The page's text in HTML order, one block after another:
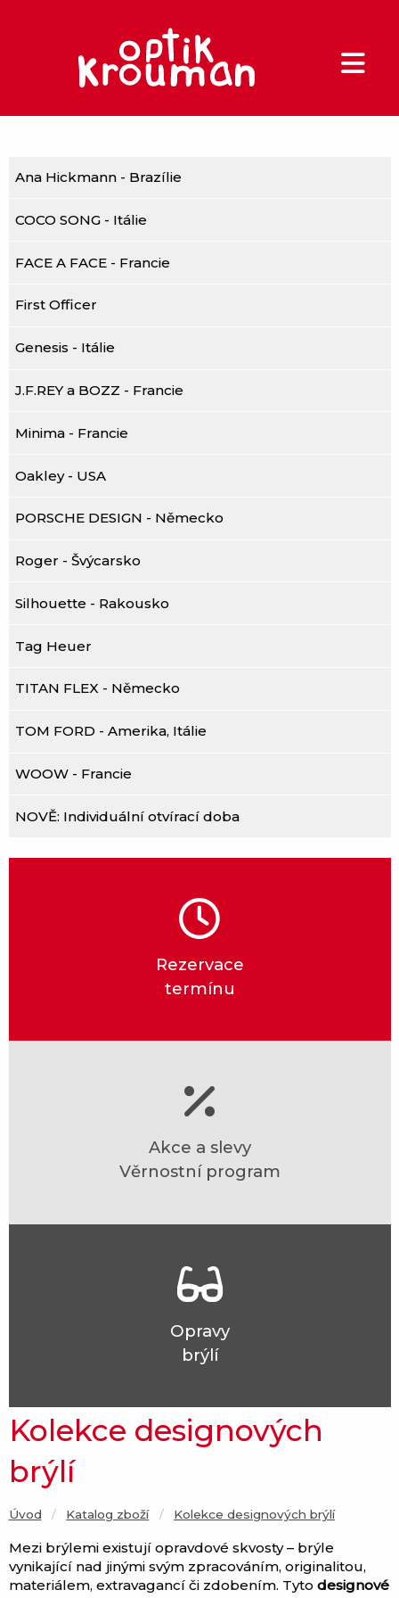
Ana Hickmann - Brazílie
COCO SONG - Itálie
FACE A FACE - Francie
First Officer
Genesis - Itálie
J.F.REY a BOZZ - Francie
Minima - Francie
Oakley - USA
PORSCHE DESIGN - Německo
Roger - Švýcarsko
Silhouette - Rakousko
Tag Heuer
TITAN FLEX - Německo
TOM FORD - Amerika, Itálie
WOOW - Francie
NOVĚ: Individuální otvírací doba
Rezervace
termínu
Akce a slevy
Věrnostní program
Opravy
brýlí
Kolekce designových
brýlí
Úvod Katalog zboží Current:
Kolekce designových brýlí
Mezi brýlemi existují opravdové skvosty – brýle
vynikající nad jinými svým zpracováním, originalitou,
materiálem, extravagancí či zdobením. Tyto designové